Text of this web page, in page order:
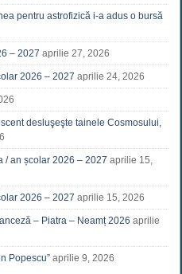
pentru astrofizică i-a adus o bursă
– 2027 aprilie 27, 2026
2026 – 2027 aprilie 24, 2026
desluşeşte tainele Cosmosului,
/ an școlar 2026 – 2027 aprilie 15,
2026 – 2027 aprilie 15, 2026
– Piatra – Neamț 2026 aprilie
Popescu” aprilie 9, 2026